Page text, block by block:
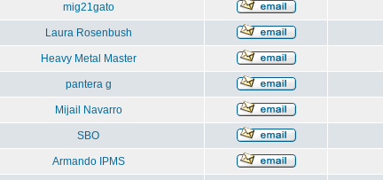
mig21gato
Laura Rosenbush
Heavy Metal Master
pantera g
Mijail Navarro
SBO
Armando IPMS